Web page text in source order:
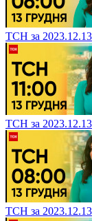
ТСН за 2023.12.13
ТСН за 2023.12.13
ТСН за 2023.12.13